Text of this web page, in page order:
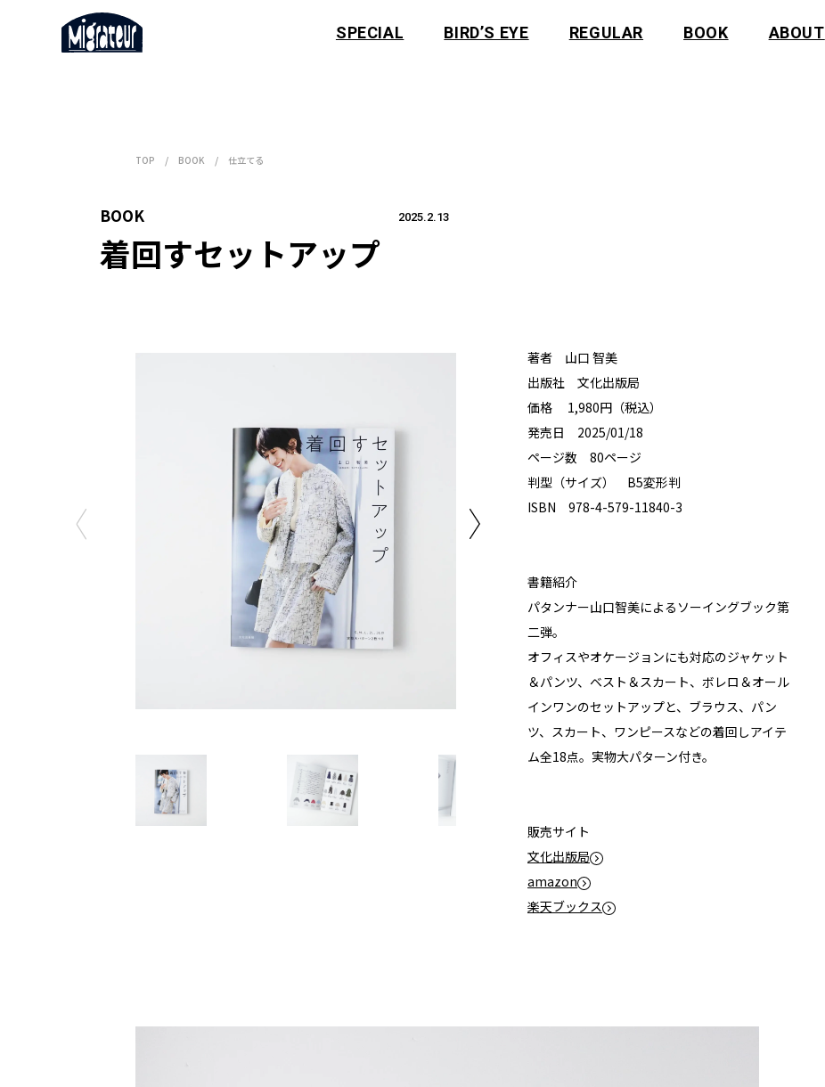
SPECIAL BIRD’S EYE REGULAR BOOK ABOUT
TOP BOOK 仕立てる
BOOK 2025.2.13
着回すセットアップ
著者 山口 智美
出版社 文化出版局
価格 1,980円（税込）
発売日 2025/01/18
ページ数 80ページ
判型（サイズ） B5変形判
ISBN 978-4-579-11840-3
書籍紹介
パタンナー山口智美によるソーイングブック第
二弾。
オフィスやオケージョンにも対応のジャケット
＆パンツ、ベスト＆スカート、ボレロ＆オール
インワンのセットアップと、ブラウス、パン
ツ、スカート、ワンピースなどの着回しアイテ
ム全18点。実物大パターン付き。
販売サイト
文化出版局
amazon
楽天ブックス